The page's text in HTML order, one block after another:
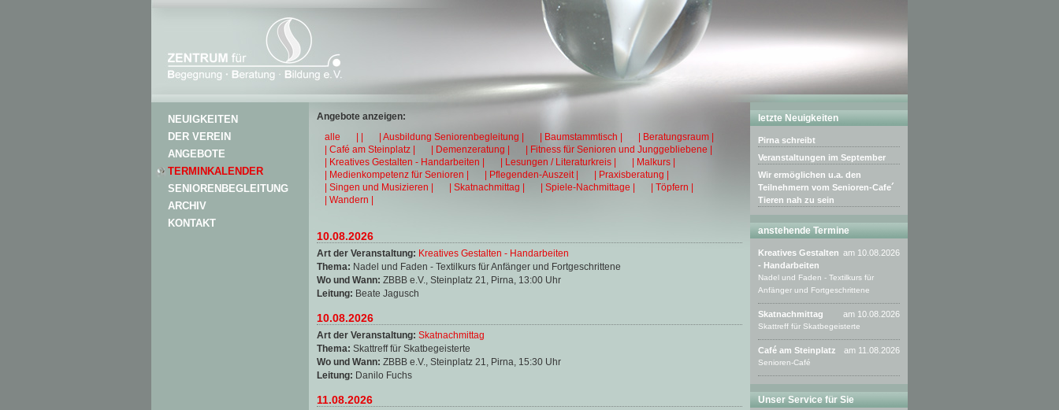
NEUIGKEITEN
DER VEREIN
ANGEBOTE
TERMINKALENDER
SENIORENBEGLEITUNG
ARCHIV
KONTAKT
Angebote anzeigen:
alle
| | | Ausbildung Seniorenbegleitung | | Baumstammtisch |
| Beratungsraum |
| Café am Steinplatz |
| Demenzeratung |
| Fitness für Senioren und Junggebliebene |
| Kreatives Gestalten - Handarbeiten |
| Lesungen / Literaturkreis |
| Malkurs |
| Medienkompetenz für Senioren |
| Pflegenden-Auszeit |
| Praxisberatung |
| Singen und Musizieren |
| Skatnachmittag | | Spiele-Nachmittage |
| Töpfern |
| Wandern |
10.08.2026
Art der Veranstaltung: Kreatives Gestalten - Handarbeiten
Thema: Nadel und Faden - Textilkurs für Anfänger und Fortgeschrittene
Wo und Wann: ZBBB e.V., Steinplatz 21, Pirna, 13:00 Uhr
Leitung: Beate Jagusch
10.08.2026
Art der Veranstaltung: Skatnachmittag
Thema: Skattreff für Skatbegeisterte
Wo und Wann: ZBBB e.V., Steinplatz 21, Pirna, 15:30 Uhr
Leitung: Danilo Fuchs
11.08.2026
letzte Neuigkeiten
Pirna schreibt
Veranstaltungen im September
Wir ermöglichen u.a. den
Teilnehmern vom Senioren-Cafe´
Tieren nah zu sein
anstehende Termine
am 10.08.2026
Kreatives Gestalten
- Handarbeiten
Nadel und Faden - Textilkurs für
Anfänger und Fortgeschrittene
am 10.08.2026
Skatnachmittag
Skattreff für Skatbegeisterte
am 11.08.2026
Café am Steinplatz
Senioren-Café
Unser Service für Sie